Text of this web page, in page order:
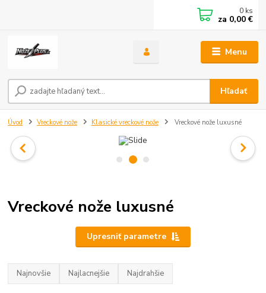
Menu
Hľadať
0 ks
za 0,00 €
Úvod Vreckové nože Klasické vreckové nože Vreckové nože luxusné
Vreckové nože luxusné
Upresniť parametre
Najnovšie Najlacnejšie Najdrahšie